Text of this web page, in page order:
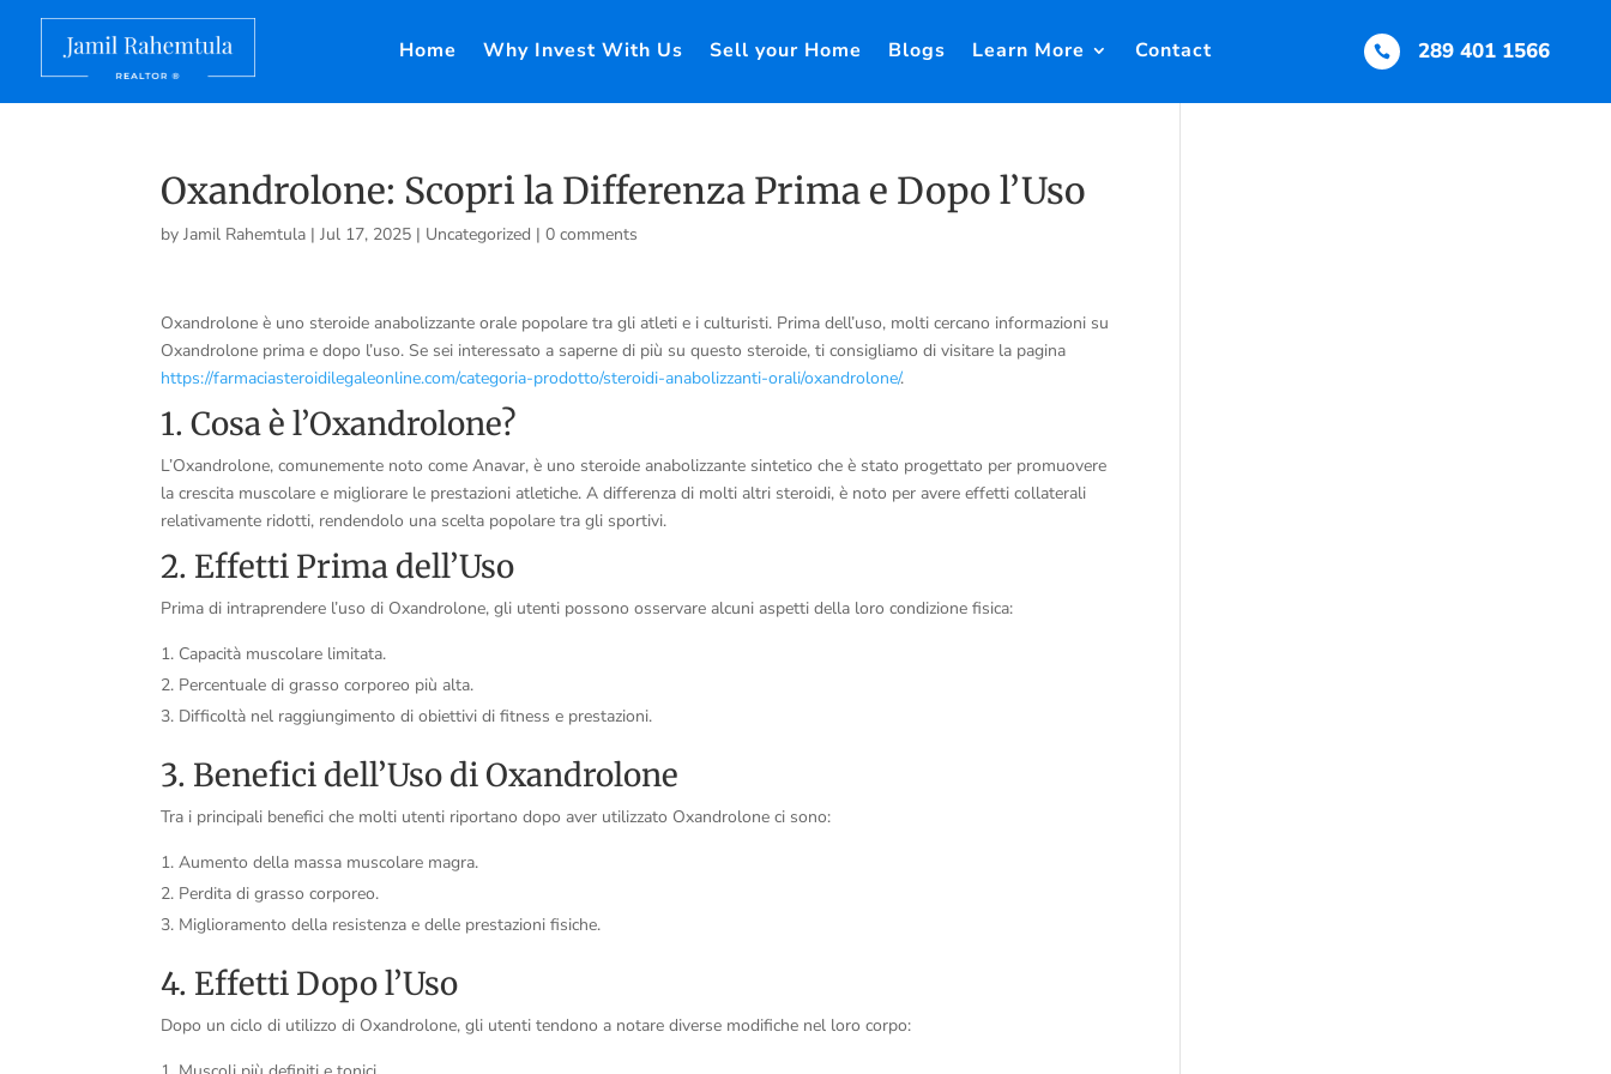
Home Why Invest With Us Sell your Home Blogs Learn More Contact  289 401 1566
Oxandrolone: Scopri la Differenza Prima e Dopo l’Uso
byJamil Rahemtula |Jul 17, 2025 | Uncategorized |0 comments
Oxandrolone è uno steroide anabolizzante orale popolare tra gli atleti e i culturisti. Prima dell’uso, molti cercano informazioni su
Oxandrolone prima e dopo l’uso. Se sei interessato a saperne di più su questo steroide, ti consigliamo di visitare la pagina
https://farmaciasteroidilegaleonline.com/categoria-prodotto/steroidi-anabolizzanti-orali/oxandrolone/.
1. Cosa è l’Oxandrolone?
L’Oxandrolone, comunemente noto come Anavar, è uno steroide anabolizzante sintetico che è stato progettato per promuovere
la crescita muscolare e migliorare le prestazioni atletiche. A differenza di molti altri steroidi, è noto per avere effetti collaterali
relativamente ridotti, rendendolo una scelta popolare tra gli sportivi.
2. Effetti Prima dell’Uso
Prima di intraprendere l’uso di Oxandrolone, gli utenti possono osservare alcuni aspetti della loro condizione fisica:
Capacità muscolare limitata.
Percentuale di grasso corporeo più alta.
Difficoltà nel raggiungimento di obiettivi di fitness e prestazioni.
3. Benefici dell’Uso di Oxandrolone
Tra i principali benefici che molti utenti riportano dopo aver utilizzato Oxandrolone ci sono:
Aumento della massa muscolare magra.
Perdita di grasso corporeo.
Miglioramento della resistenza e delle prestazioni fisiche.
4. Effetti Dopo l’Uso
Dopo un ciclo di utilizzo di Oxandrolone, gli utenti tendono a notare diverse modifiche nel loro corpo: